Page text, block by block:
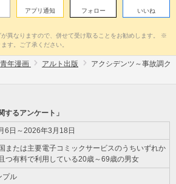
アプリ通知 フォロー いいね
異なりますので、併せて受け取ることをお勧めします。 ※
す。ご了承ください。
青年漫画 アルト出版
アクシデンツ～事故調ク
するアンケート」
6日～2026年3月18日
または主要電子コミックサービスのうちいずれか
つ有料で利用している20歳～69歳の男女
プル